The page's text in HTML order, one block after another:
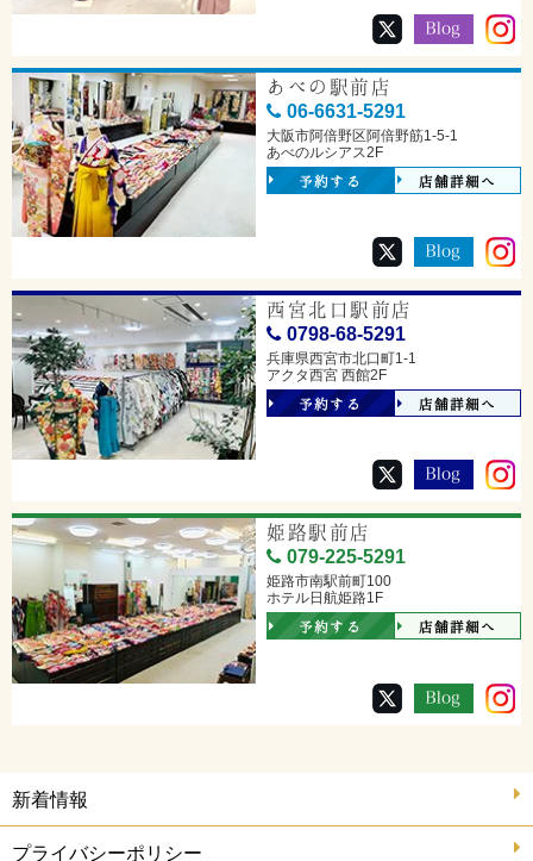
あべの駅前店
06-6631-5291
大阪市阿倍野区阿倍野筋1-5-1
あべのルシアス2F
予約する 店舗詳細へ
西宮北口駅前店
0798-68-5291
兵庫県西宮市北口町1-1
アクタ西宮 西館2F
予約する 店舗詳細へ
姫路駅前店
079-225-5291
姫路市南駅前町100
ホテル日航姫路1F
予約する 店舗詳細へ
新着情報
プライバシーポリシー